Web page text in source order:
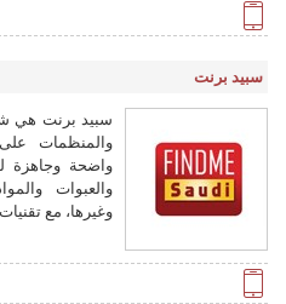
تركز على
العملاء. وتنقسم
سبيد برنت
سبيد برنت هي
والمنظمات
واضحة وجاهزة
والعبوات
وغيرها، مع تقنيات